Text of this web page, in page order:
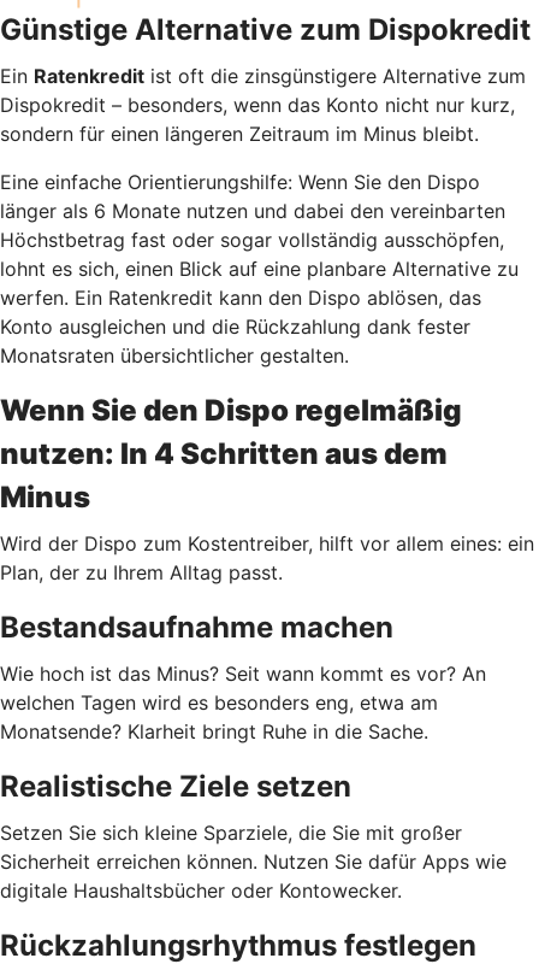
Günstige Alternative zum Dispokredit
Ein Ratenkredit ist oft die zinsgünstigere Alternative zum
Dispokredit – besonders, wenn das Konto nicht nur kurz,
sondern für einen längeren Zeitraum im Minus bleibt.
Eine einfache Orientierungshilfe: Wenn Sie den Dispo
länger als 6 Monate nutzen und dabei den vereinbarten
Höchstbetrag fast oder sogar vollständig ausschöpfen,
lohnt es sich, einen Blick auf eine planbare Alternative zu
werfen. Ein Ratenkredit kann den Dispo ablösen, das
Konto ausgleichen und die Rückzahlung dank fester
Monatsraten übersichtlicher gestalten.
Wenn Sie den Dispo regelmäßig
nutzen: In 4 Schritten aus dem
Minus
Wird der Dispo zum Kostentreiber, hilft vor allem eines: ein
Plan, der zu Ihrem Alltag passt.
Bestandsaufnahme machen
Wie hoch ist das Minus? Seit wann kommt es vor? An
welchen Tagen wird es besonders eng, etwa am
Monatsende? Klarheit bringt Ruhe in die Sache.
Realistische Ziele setzen
Setzen Sie sich kleine Sparziele, die Sie mit großer
Sicherheit erreichen können. Nutzen Sie dafür Apps wie
digitale Haushaltsbücher oder Kontowecker.
Rückzahlungsrhythmus festlegen